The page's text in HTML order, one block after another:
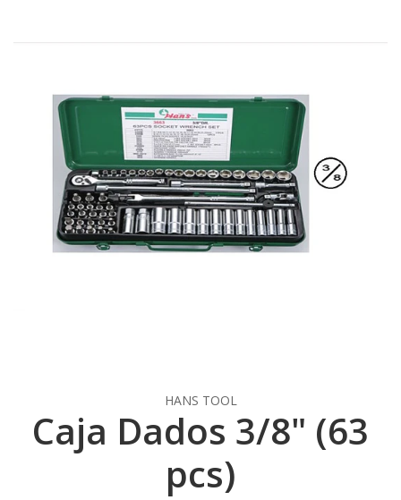
HANS TOOL
Caja Dados 3/8" (63
pcs)